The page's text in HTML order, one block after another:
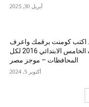
أبريل 30, 2025
نتيجة خامسة 5 .. اكتب كومنت برقمك واعرف
نتيجة الصف الخامس الابتدائي 2016 لكل
المحافظات – موجز مصر
أكتوبر 5, 2024